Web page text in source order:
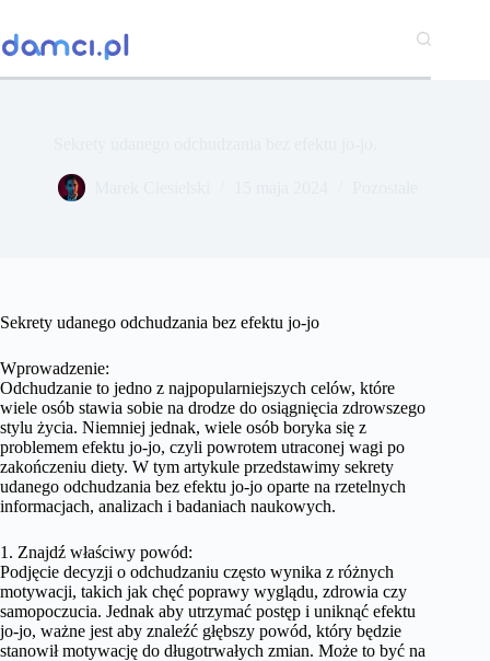
treści
Sekrety udanego odchudzania bez efektu jo-jo
Wprowadzenie:
Odchudzanie to jedno z najpopularniejszych celów, które
wiele osób stawia sobie na drodze do osiągnięcia zdrowszego
stylu życia. Niemniej jednak, wiele osób boryka się z
problemem efektu jo-jo, czyli powrotem utraconej wagi po
zakończeniu diety. W tym artykule przedstawimy sekrety
udanego odchudzania bez efektu jo-jo oparte na rzetelnych
informacjach, analizach i badaniach naukowych.
1. Znajdź właściwy powód:
Podjęcie decyzji o odchudzaniu często wynika z różnych
motywacji, takich jak chęć poprawy wyglądu, zdrowia czy
samopoczucia. Jednak aby utrzymać postęp i uniknąć efektu
jo-jo, ważne jest aby znaleźć głębszy powód, który będzie
stanowił motywację do długotrwałych zmian. Może to być na